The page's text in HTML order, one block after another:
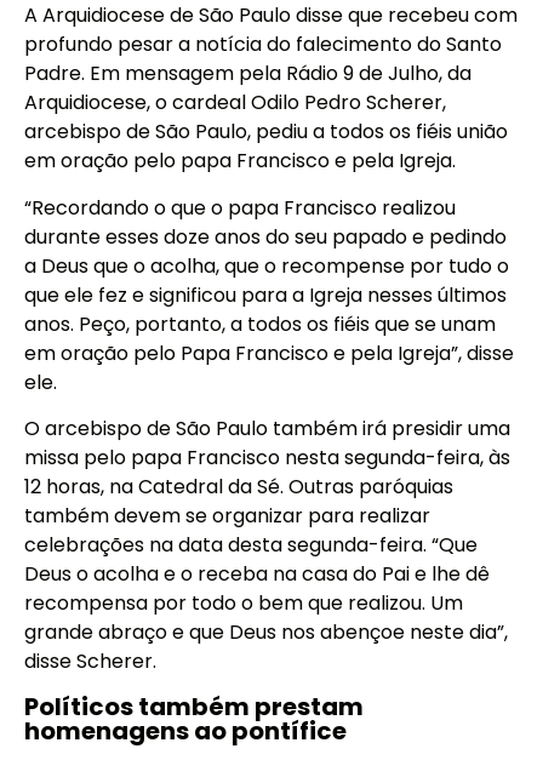
A Arquidiocese de São Paulo disse que recebeu com
profundo pesar a notícia do falecimento do Santo
Padre. Em mensagem pela Rádio 9 de Julho, da
Arquidiocese, o cardeal Odilo Pedro Scherer,
arcebispo de São Paulo, pediu a todos os fiéis união
em oração pelo papa Francisco e pela Igreja.
“Recordando o que o papa Francisco realizou
durante esses doze anos do seu papado e pedindo
a Deus que o acolha, que o recompense por tudo o
que ele fez e significou para a Igreja nesses últimos
anos. Peço, portanto, a todos os fiéis que se unam
em oração pelo Papa Francisco e pela Igreja”, disse
ele.
O arcebispo de São Paulo também irá presidir uma
missa pelo papa Francisco nesta segunda-feira, às
12 horas, na Catedral da Sé. Outras paróquias
também devem se organizar para realizar
celebrações na data desta segunda-feira. “Que
Deus o acolha e o receba na casa do Pai e lhe dê
recompensa por todo o bem que realizou. Um
grande abraço e que Deus nos abençoe neste dia”,
disse Scherer.
Políticos também prestam
homenagens ao pontífice